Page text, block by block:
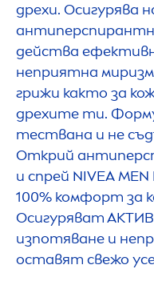
дрехи. Осигурява
действа
неприятна
грижи както за
дрехите ти.
тествана и не
Открий
и спрей NIVEAMEN
100% комфорт за
Осигуряват
изпотяване и
оставят свежо